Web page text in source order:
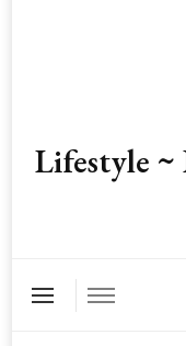
Lifestyle